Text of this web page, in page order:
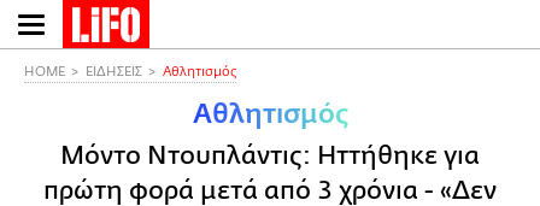
Παράκαμψη
προς
HOME ΕΙΔΗΣΕΙΣ Αθλητισμός
Αθλητισμός
Μόντο Ντουπλάντις: Ηττήθηκε για
πρώτη φορά μετά από 3 χρόνια - «Δεν